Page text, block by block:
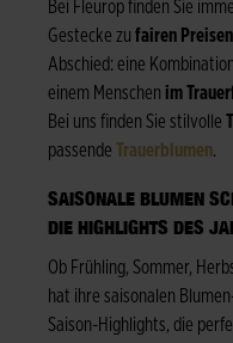
Bei Fleurop finden Sie
Gestecke zu fairen Preisen
Abschied: eine
einem Menschen im
Bei uns finden Sie stilvolle
passende Trauerblumen.
SAISONALE BLUMEN
DIE HIGHLIGHTS DES
Ob Frühling, Sommer,
hat ihre saisonalen
Saison-Highlights, die